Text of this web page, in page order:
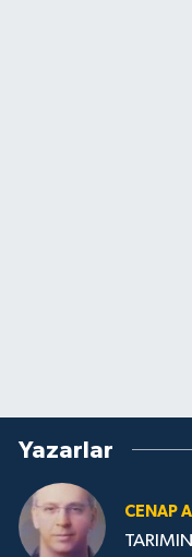
Yazarlar
CENAP